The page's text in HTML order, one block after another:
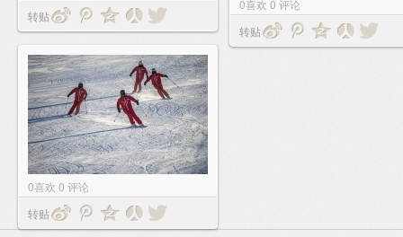
转贴
0喜欢 0 评论
转贴
0喜欢 0 评论
转贴